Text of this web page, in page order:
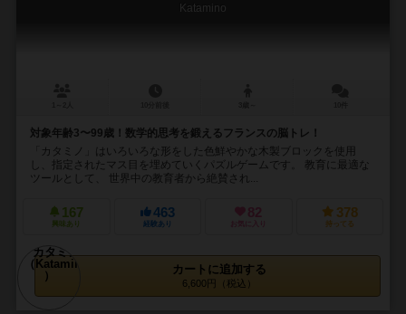
Katamino
対象年齢3〜99歳！数学的思考を鍛えるフランスの脳トレ！
「カタミノ」はいろいろな形をした色鮮やかな木製ブロックを使用
し、指定されたマス目を埋めていくパズルゲームです。 教育に最適な
ツールとして、 世界中の教育者から絶賛され...
167
興味あり
463
経験あり
82
お気に入り
378
持ってる
カートに追加する
6,600円（税込）